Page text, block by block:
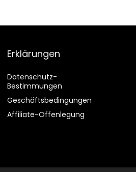
Erklärungen
Datenschutz-
Bestimmungen
Geschäftsbedingungen
Affiliate-Offenlegung